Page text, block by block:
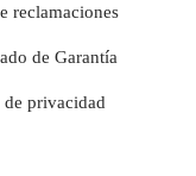
reclamaciones
de Garantía
de privacidad